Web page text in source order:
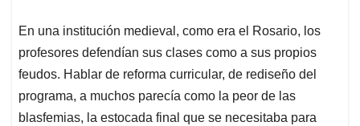
En una institución medieval, como era el Rosario, los
profesores defendían sus clases como a sus propios
feudos. Hablar de reforma curricular, de rediseño del
programa, a muchos parecía como la peor de las
blasfemias, la estocada final que se necesitaba para